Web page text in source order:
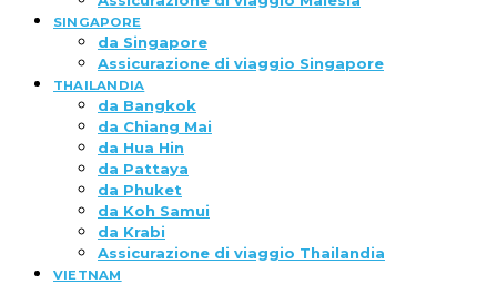
SINGAPORE
da Singapore
Assicurazione di viaggio Singapore
THAILANDIA
da Bangkok
da Chiang Mai
da Hua Hin
da Pattaya
da Phuket
da Koh Samui
da Krabi
Assicurazione di viaggio Thailandia
VIETNAM